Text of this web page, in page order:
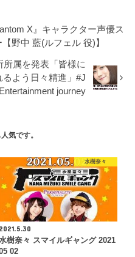
X』キャラクター声優ス
野中 藍(ルフェル 役)】
属を発表「皆様に
よう日々精進」#J
journey
気です。
水樹奈々
2021.5.30
樹奈々 スマイルギャング 2021
02